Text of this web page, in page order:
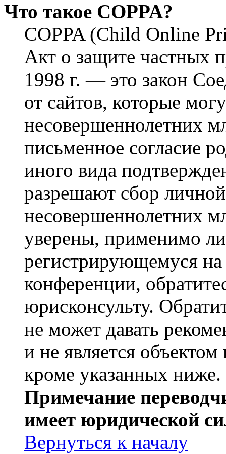
Что такое COPPA?
COPPA (Child Online
Акт о защите частных
1998 г. — это закон
от сайтов, которые
несовершеннолетних
письменное согласие
иного вида
разрешают сбор
несовершеннолетних
уверены, применимо
регистрирующемуся
конференции,
юрисконсульту.
не может давать
и не является
кроме указанных ниже.
Примечание
имеет юридической
Вернуться к началу